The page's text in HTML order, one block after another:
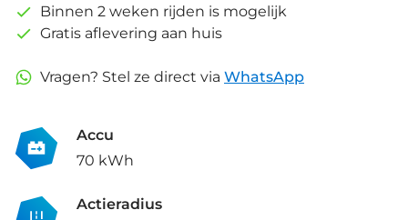
Binnen 2 weken rijden is mogelijk
Gratis aflevering aan huis
Vragen? Stel ze direct via WhatsApp
Accu
70 kWh
Actieradius